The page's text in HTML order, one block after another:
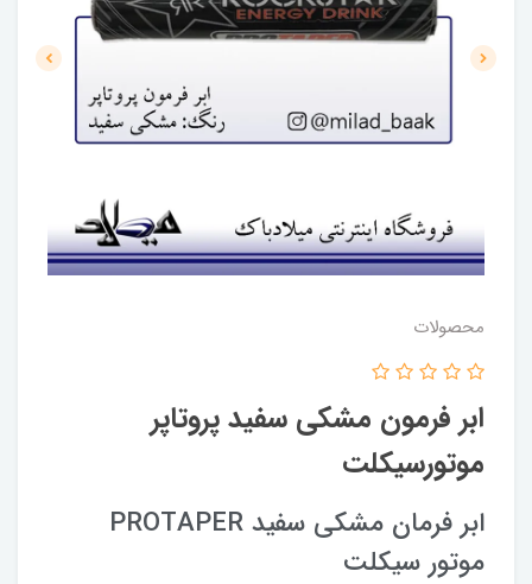
محصولات
ابر فرمون مشکی سفید پروتاپر
موتورسیکلت
ابر فرمان مشکی سفید PROTAPER
موتور سیکلت